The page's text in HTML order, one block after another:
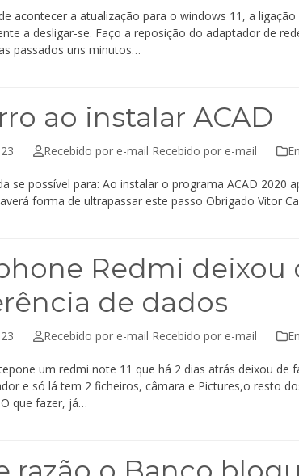
acontecer a atualização para o windows 11, a
a desligar-se. Faço a reposição do adaptador de
passados uns minutos…
ao instalar ACAD
Recebido por e-mail Recebido por e-mail
se possível para: Ao instalar o programa ACAD 2020
forma de ultrapassar este passo Obrigado Vitor
Redmi deixou
de dados
Recebido por e-mail Recebido por e-mail
um redmi note 11 que há 2 dias atrás deixou de
e só lá tem 2 ficheiros, câmara e Pictures,o resto
que fazer, já…